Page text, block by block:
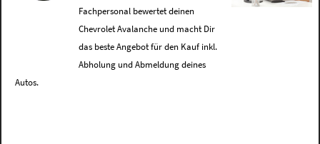
Fachpersonal bewertet deinen
Chevrolet Avalanche und macht Dir
das beste Angebot für den Kauf inkl.
Abholung und Abmeldung deines
Autos.